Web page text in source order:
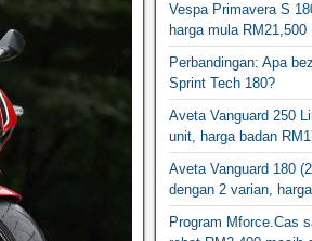
Vespa Primavera S
harga mula RM21,500
Perbandingan: Apa
Sprint Tech 180?
Aveta Vanguard 250
unit, harga badan
Aveta Vanguard 180
dengan 2 varian,
Program Mforce.Cas